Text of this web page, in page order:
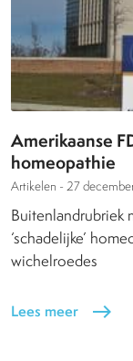
Amerikaanse
homeopathie
Artikelen - 27
Buitenlandrubriek
‘schadelijke’
wichelroedes
Lees meer east